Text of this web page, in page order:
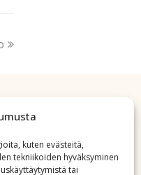
kuten evästeitä,
tekniikoiden hyväksyminen
tai